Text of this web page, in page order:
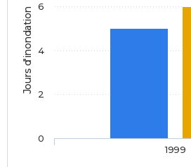
Jours d'inondation
1999
0
2
4
6